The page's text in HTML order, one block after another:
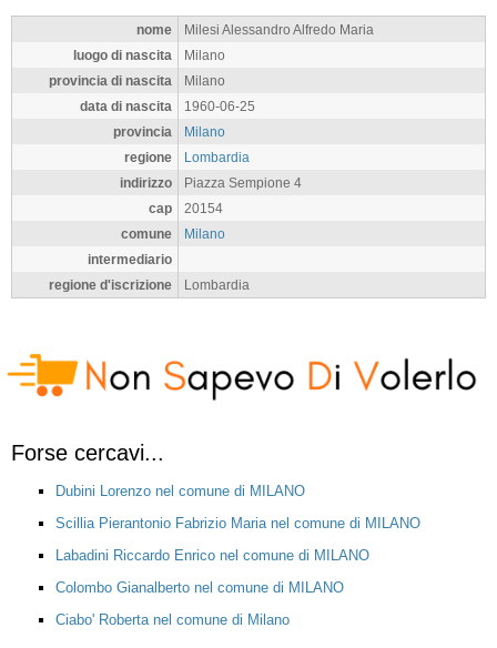
nome
Milesi Alessandro Alfredo Maria
luogo di nascita
Milano
provincia di nascita
Milano
data di nascita
1960-06-25
provincia
Milano
regione
Lombardia
indirizzo
Piazza Sempione 4
cap
20154
comune
Milano
intermediario
regione d'iscrizione
Lombardia
Forse cercavi...
Dubini Lorenzo nel comune di MILANO
Scillia Pierantonio Fabrizio Maria nel comune di MILANO
Labadini Riccardo Enrico nel comune di MILANO
Colombo Gianalberto nel comune di MILANO
Ciabo' Roberta nel comune di Milano